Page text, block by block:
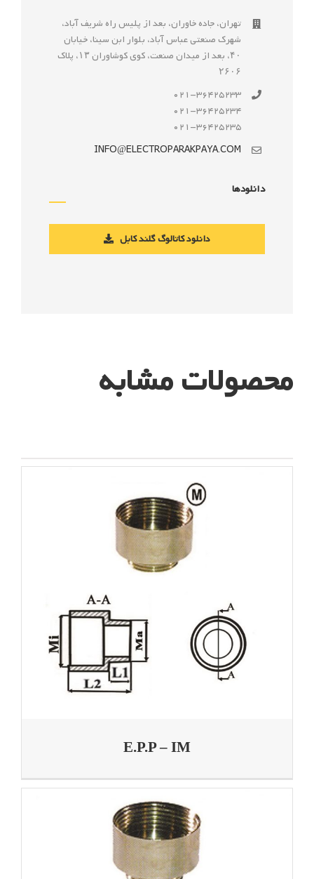
تهران، جاده خاوران، بعد از پليس راه شريف آباد،
شهرک صنعتى عباس آباد، بلوار ابن سينا، خيابان
۴۰، بعد از ميدان صنعت، كوی كوشاوران ۱۳، پلاک
۲۶۰۶
021-36425233
021-36425234
021-36425235
INFO@ELECTROPARAKPAYA.COM
دانلودها
دانلود کاتالوگ گلند کابل
محصولات مشابه
E.P.P – IM